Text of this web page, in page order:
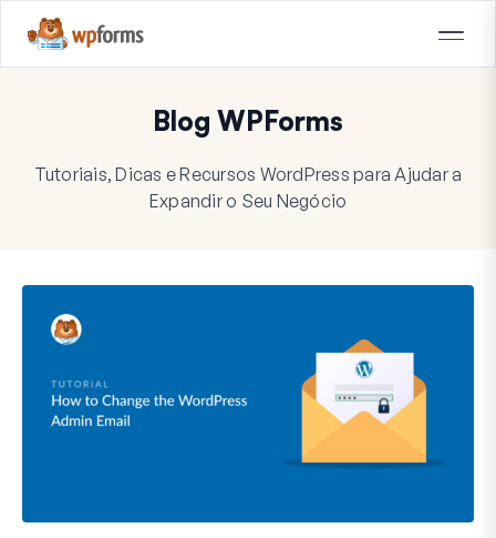
Blog WPForms
Tutoriais, Dicas e Recursos WordPress para Ajudar a
Expandir o Seu Negócio